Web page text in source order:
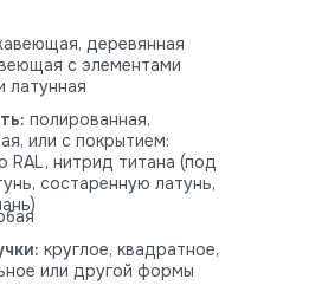
деревянная
с элементами
латунная
полированная,
или с покрытием:
RAL, нитрид титана (под
состаренную латунь,
круглое, квадратное,
или другой формы